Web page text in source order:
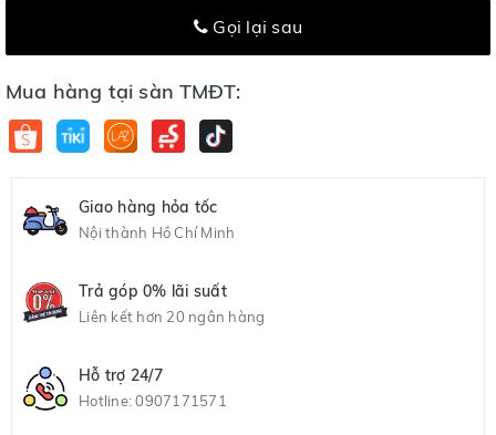
Gọi lại sau
Mua hàng tại sàn TMĐT:
Giao hàng hỏa tốc
Nội thành Hồ Chí Minh
Trả góp 0% lãi suất
Liên kết hơn 20 ngân hàng
Hỗ trợ 24/7
Hotline:0907171571